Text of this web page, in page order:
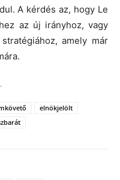
A kérdés az, hogy Le
az új irányhoz, vagy
amely már
elnökjelölt